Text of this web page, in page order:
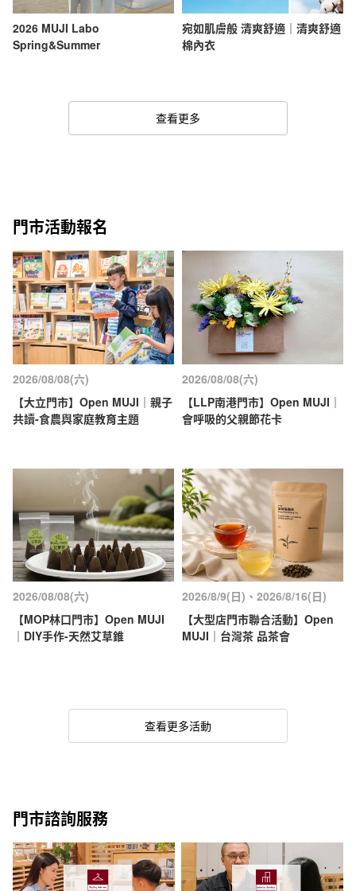
2026 MUJI Labo
Spring&Summer
宛如肌膚般 清爽舒適｜清爽舒適
棉內衣
查看更多
門市活動報名
2026/08/08(六)
【大立門市】Open MUJI｜親子
共讀-食農與家庭教育主題
2026/08/08(六)
【LLP南港門市】Open MUJI｜
會呼吸的父親節花卡
2026/08/08(六)
【MOP林口門市】Open MUJI
｜DIY手作-天然艾草錐
2026/8/9(日)、2026/8/16(日)
【大型店門市聯合活動】Open
MUJI｜台灣茶 品茶會
查看更多活動
門市諮詢服務